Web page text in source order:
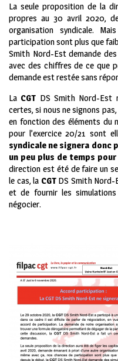
La seule proposition de la
propres au 30 avril 2020,
organisation syndicale.
participation sont plus que
Smith Nord-Est demande
avec des chiffres de ce que
demande est restée sans
La CGT DS Smith Nord-Est
certes, si nous ne signons
en fonction des éléments du
pour l’exercice 20/21 sont
syndicale ne signera donc
un peu plus de temps
direction est été de faire un
le cas, la CGTDS Smith Nord-
et de fournir les
négocier.